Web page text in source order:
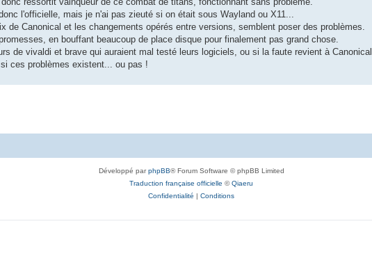
l'officielle, mais je n'ai pas zieuté si on était sous Wayland ou X11...
de Canonical et les changements opérés entre versions, semblent poser des problèmes.
en bouffant beaucoup de place disque pour finalement pas grand chose.
de vivaldi et brave qui auraient mal testé leurs logiciels, ou si la faute revient à Canonical.
ces problèmes existent... ou pas !
Développé parphpBB® Forum Software © phpBB Limited
Traduction française officielle ©Qiaeru
Confidentialité | Conditions